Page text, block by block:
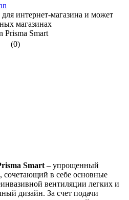
интернет-магазина и может
магазинах
Smart
(0)
Smart – упрощенный
сочетающий в себе основные
вентиляции легких и
дизайн. За счет подачи